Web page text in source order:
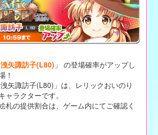
矢諏訪子(L80) 」 の登場確率がアップし
！
洩矢諏訪子(L80)」は、レリックおいのり
ャラクターです。
札の提供割合は、ゲーム内にてご確認く